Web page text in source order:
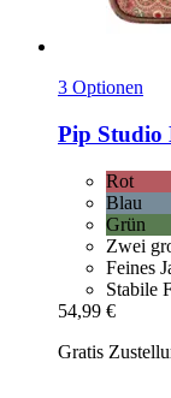
3 Optionen
Pip Studio
Rot
Blau
Grün
Zwei
Feines
Stabile
54,99 €
Gratis